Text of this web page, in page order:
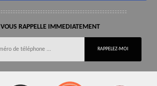
RAPPELLE IMMEDIATEMENT